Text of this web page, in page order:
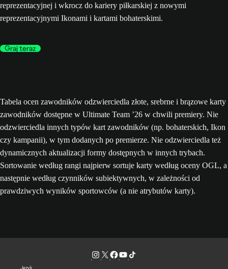
reprezentacyjnej i wkrocz do kariery piłkarskiej z nowymi
reprezentacyjnymi Ikonami i kartami bohaterskimi.
Graj teraz
Tabela ocen zawodników odzwierciedla złote, srebrne i brązowe karty
zawodników dostępne w Ultimate Team ’26 w chwili premiery. Nie
odzwierciedla innych typów kart zawodników (np. bohaterskich, Ikon
czy kampanii), w tym dodanych po premierze. Nie odzwierciedla też
dynamicznych aktualizacji formy dostępnych w innych trybach.
Sortowanie według rangi najpierw sortuje karty według oceny OGL, a
następnie według czynników subiektywnych, w zależności od
prawdziwych wyników sportowców (a nie atrybutów karty).